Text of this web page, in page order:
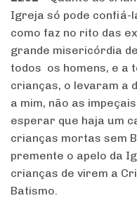
Igreja só pode confiá-
como faz no rito das
grande misericórdia
todos os homens, e a
crianças, o levaram a
a mim, não as
esperar que haja um
crianças mortas sem
premente o apelo da
crianças de virem a
Batismo.